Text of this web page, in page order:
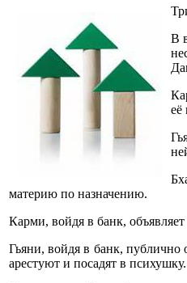
В
её
материю по назначению.
Карми, войдя в банк,
Гьяни, войдя в банк, публично
арестуют и посадят в психушку.